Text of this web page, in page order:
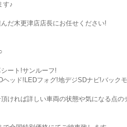
す♪
だ木更津店店長にお任せください!
ート!サンルーフ!
ッド!LEDフォグ!地デジSDナビ!バック
ければ詳しい車両の状態や気になる点の